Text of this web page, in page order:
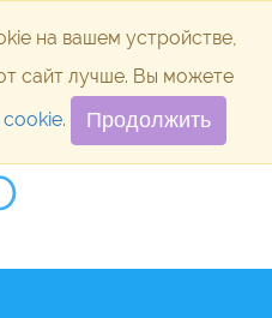
на вашем устройстве,
сайт лучше. Вы можете
. Продолжить
на вашем устройстве,
сайт лучше. Вы можете
. Продолжить